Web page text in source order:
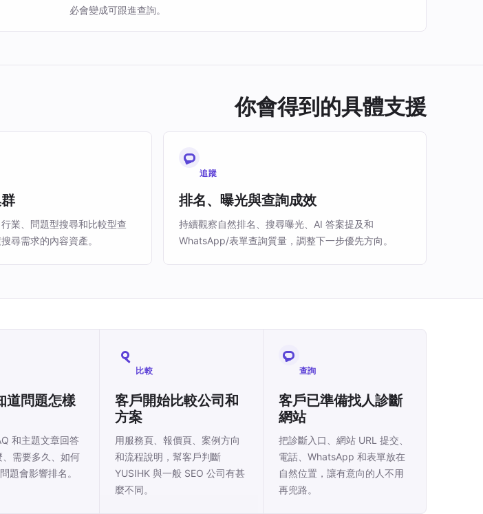
必會變成可跟進查詢。
你會得到的具體支援
業、問題型搜尋和比較型查
尋需求的內容資產。
追蹤
排名、曝光與查詢成效
持續觀察自然排名、搜尋曝光、AI 答案提及和
WhatsApp/表單查詢質量，調整下一步優先方向。
道問題怎樣
和主題文章回答
、需要多久、如何
題會影響排名。
比較
客戶開始比較公司和
方案
用服務頁、報價頁、案例方向
和流程說明，幫客戶判斷
YUSIHK 與一般 SEO 公司有甚
麼不同。
查詢
客戶已準備找人診斷
網站
把診斷入口、網站 URL 提交、
電話、WhatsApp 和表單放在
自然位置，讓有意向的人不用
再兜路。